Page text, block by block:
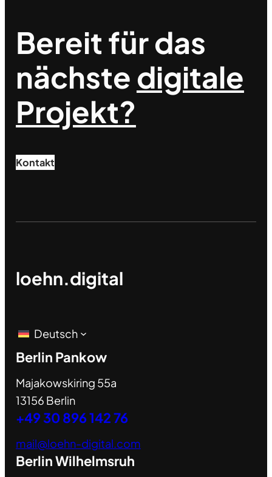
Bereit für das
nächstedigitale
Projekt?
Kontakt
loehn.digital
Deutsch
Berlin Pankow
Majakowskiring 55a
13156 Berlin
+49 30 896 142 76
mail@loehn-digital.com
Berlin Wilhelmsruh